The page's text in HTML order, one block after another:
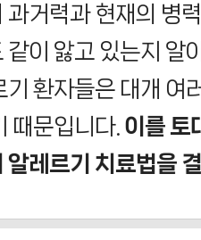
과거력과 현재의 병
같이 앓고 있는지 알
기 환자들은 대개 여
때문입니다. 이를 토
알레르기 치료법을